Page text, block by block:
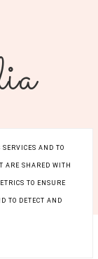
2015-2025
SERVICES AND TO
ARE SHARED WITH
TO ENSURE
TO DETECT AND